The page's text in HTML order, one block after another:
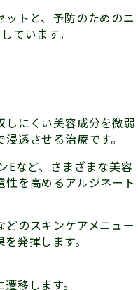
トと、予防のためのニ
ています。
しにくい美容成分を微弱
透させる治療です。
Eなど、さまざまな美容
を高めるアルジネート
のスキンケアメニュー
発揮します。
移します。